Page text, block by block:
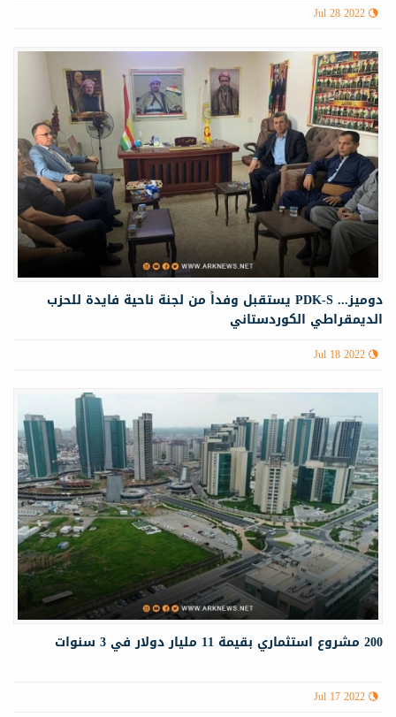
Jul 28 2022
دوميز... PDK-S يستقبل وفداً من لجنة ناحية فايدة للحزب
الديمقراطي الكوردستاني
Jul 18 2022
200 مشروع استثماري بقيمة 11 مليار دولار في 3 سنوات
Jul 17 2022